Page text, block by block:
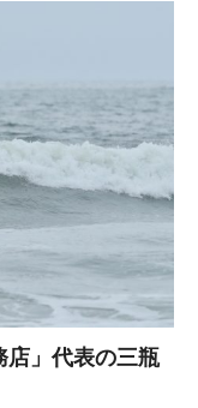
店」代表の三瓶